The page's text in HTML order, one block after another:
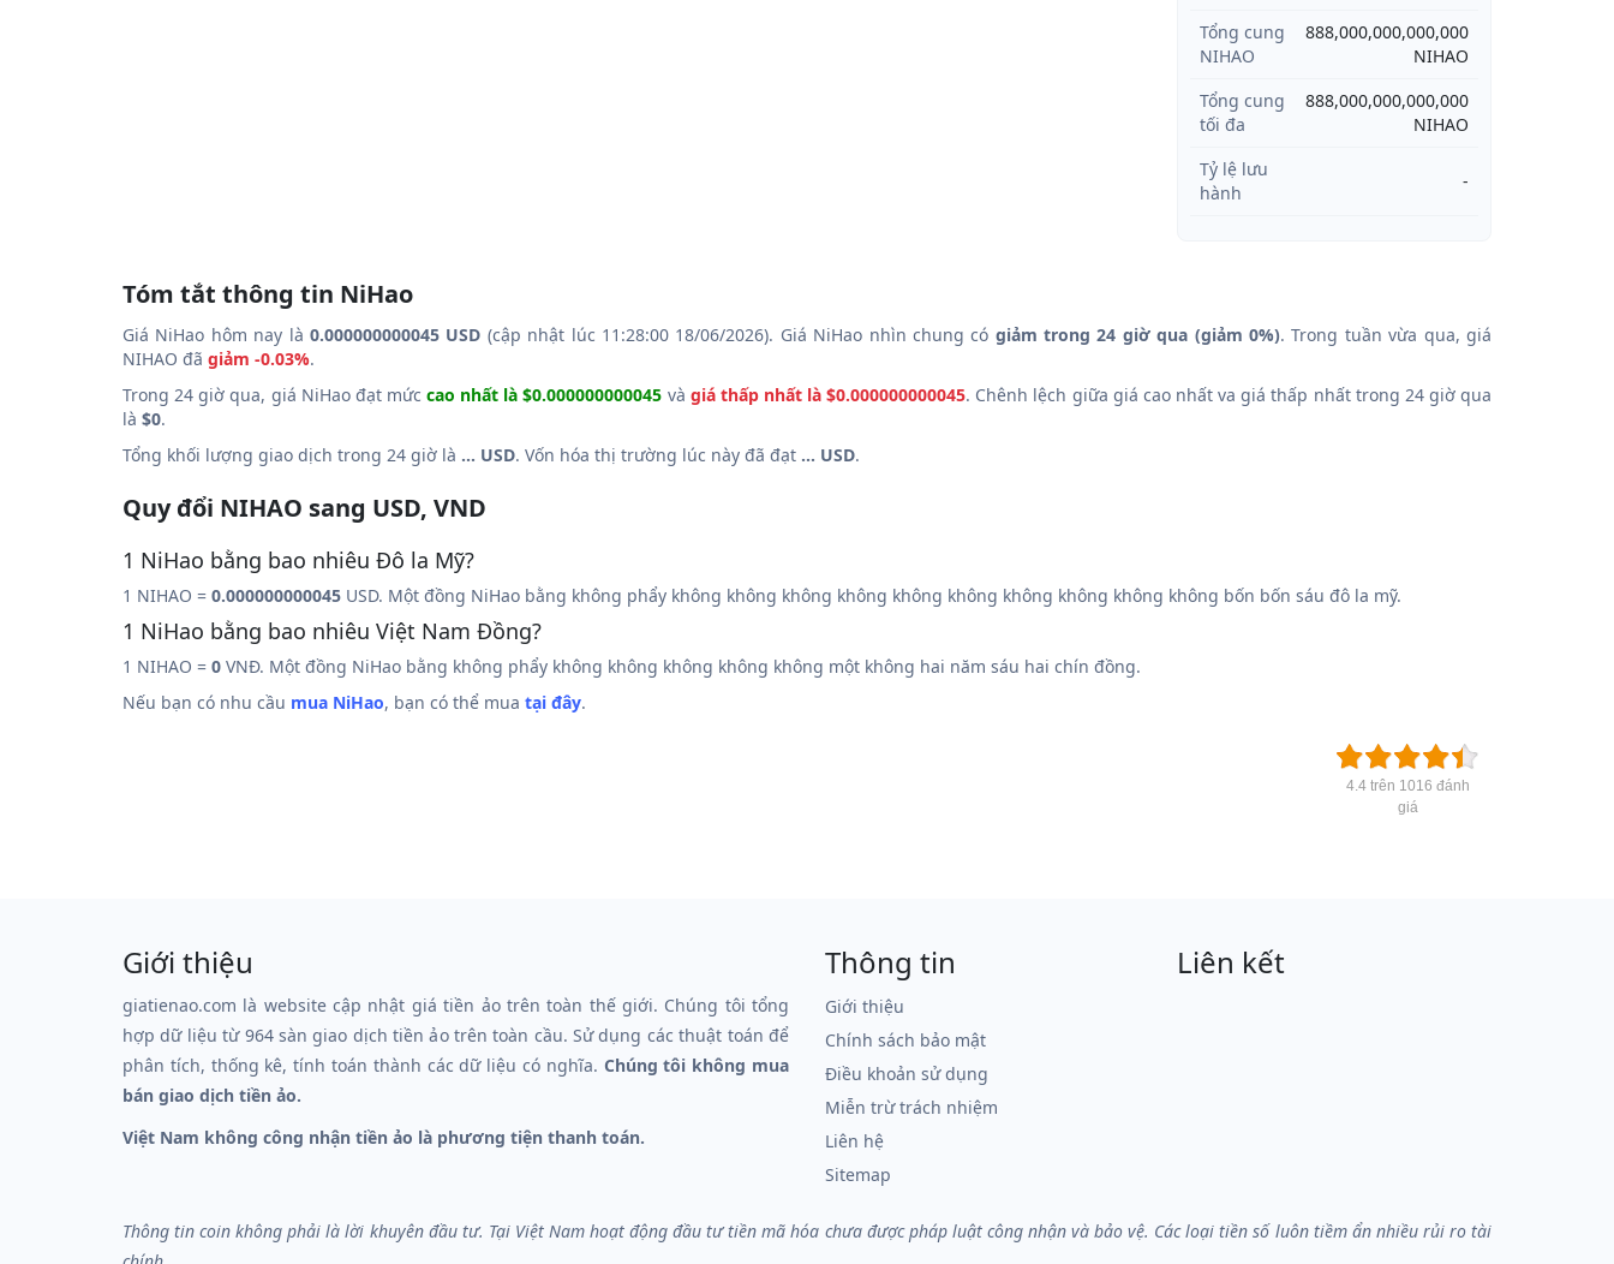
Tổng cung
NIHAO
888,000,000,000,000
NIHAO
Tổng cung
tối đa
888,000,000,000,000
NIHAO
Tỷ lệ lưu
hành
-
Tóm tắt thông tin NiHao
Giá NiHao hôm nay là 0.000000000045 USD (cập nhật lúc 11:28:00 18/06/2026). Giá NiHao nhìn chung có giảm trong 24 giờ qua (giảm 0%). Trong tuần vừa qua, giá
NIHAO đã giảm -0.03%.
Trong 24 giờ qua, giá NiHao đạt mứccao nhất là $0.000000000045 và giá thấp nhất là $0.000000000045. Chênh lệch giữa giá cao nhất va giá thấp nhất trong 24 giờ qua
là $0.
Tổng khối lượng giao dịch trong 24 giờ là ... USD. Vốn hóa thị trường lúc này đã đạt ... USD.
Quy đổi NIHAO sang USD, VND
1 NiHao bằng bao nhiêu Đô la Mỹ?
1 NIHAO = 0.000000000045 USD. Một đồng NiHao bằng không phẩy không không không không không không không không không không bốn bốn sáu đô la mỹ.
1 NiHao bằng bao nhiêu Việt Nam Đồng?
1 NIHAO = 0 VNĐ. Một đồng NiHao bằng không phẩy không không không không không một không hai năm sáu hai chín đồng.
Nếu bạn có nhu cầu mua NiHao, bạn có thể mua tại đây.
4.4 trên 1016 đánh
giá
Giới thiệu
giatienao.com là website cập nhật giá tiền ảo trên toàn thế giới. Chúng tôi tổng
hợp dữ liệu từ 964 sàn giao dịch tiền ảo trên toàn cầu. Sử dụng các thuật toán để
phân tích, thống kê, tính toán thành các dữ liệu có nghĩa. Chúng tôi không mua
bán giao dịch tiền ảo.
Việt Nam không công nhận tiền ảo là phương tiện thanh toán.
Thông tin
Giới thiệu
Chính sách bảo mật
Điều khoản sử dụng
Miễn trừ trách nhiệm
Liên hệ
Sitemap
Liên kết
Thông tin coin không phải là lời khuyên đầu tư. Tại Việt Nam hoạt động đầu tư tiền mã hóa chưa được pháp luật công nhận và bảo vệ. Các loại tiền số luôn tiềm ẩn nhiều rủi ro tài